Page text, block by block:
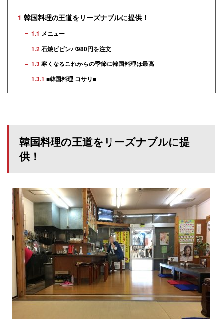
1 韓国料理の王道をリーズナブルに提供！
1.1 メニュー
1.2 石焼ビビンバ980円を注文
1.3 寒くなるこれからの季節に韓国料理は最高
1.3.1 ■韓国料理 コサリ■
韓国料理の王道をリーズナブルに提
供！